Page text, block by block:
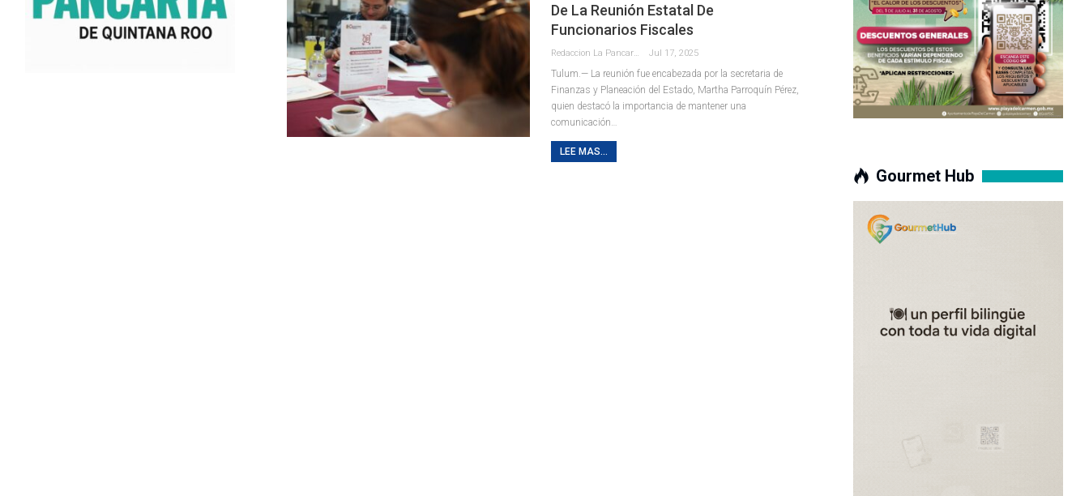
De La Reunión Estatal De
Funcionarios Fiscales
Jul 17, 2025
Tulum.— La reunión fue encabezada por la secretaria de
Finanzas y Planeación del Estado, Martha Parroquín Pérez,
quien destacó la importancia de mantener una
comunicación
LEE MAS...
Gourmet Hub